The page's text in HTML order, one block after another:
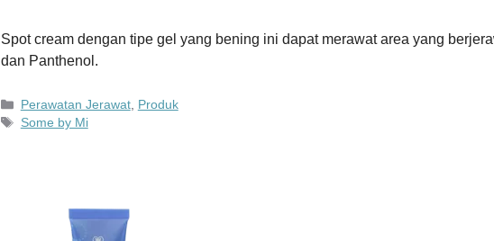
Spot cream dengan tipe gel yang bening ini dapat merawat area yang
dan Panthenol.
Kategori
Perawatan Jerawat, Produk
Tag
Some by Mi